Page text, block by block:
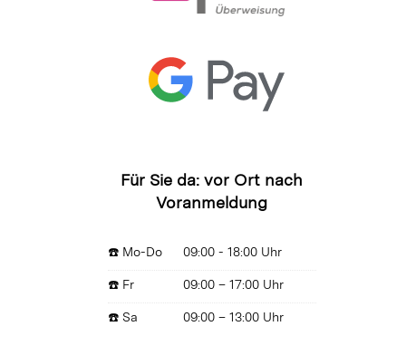
Für Sie da: vor Ort nach
Voranmeldung
☎️ Mo-Do 09:00 - 18:00 Uhr
☎️ Fr 09:00 – 17:00 Uhr
☎️ Sa 09:00 – 13:00 Uhr